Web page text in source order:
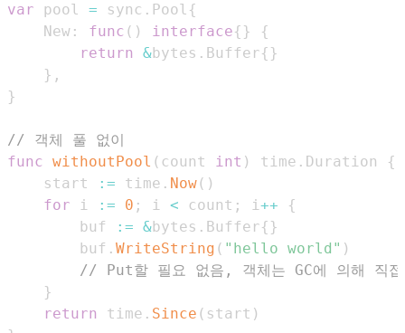
var pool = sync . Pool {
    New
: func ( ) interface{ }
{
return
&bytes . Buffer{ }
} ,
}
// 객체 풀 없이
func withoutPool ( count int ) time . Duration
{
    start
:= time . Now( )
for i := 0 ; i < count ; i++
{
        buf
:= &bytes . Buffer{ }
        buf
. WriteString ( "hello world" )
// Put할 필요 없음, 객체는 GC에 의해 직접
}
return
time . Since ( start )